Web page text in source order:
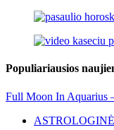
Populiariausios
Full Moon In Aquarius